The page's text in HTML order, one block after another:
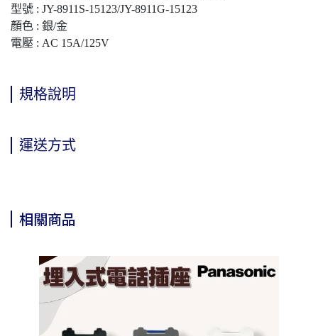
型號 : JY-8911S-15123/JY-8911G-15123
顏色 : 銀/金
電壓 : AC 15A/125V
規格說明
運送方式
相關商品